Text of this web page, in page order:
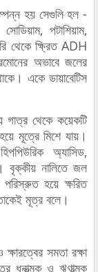
হয় সেগুলি হল -
পটাশিয়াম,
থেকে ক্ষ্রিত ADH
অভাবে জলের
একে ডায়াবেটিস
থেকে কয়েকটি
মূত্রে মিশে যায়।
অ্যাসিড,
বৃক্কীয় নালিতে জল
পরিস্রুত হয়ে ক্ষরিত
মূত্র বলে।
সমতা রক্ষা
ধনাত্মক ও ঋণাত্মক